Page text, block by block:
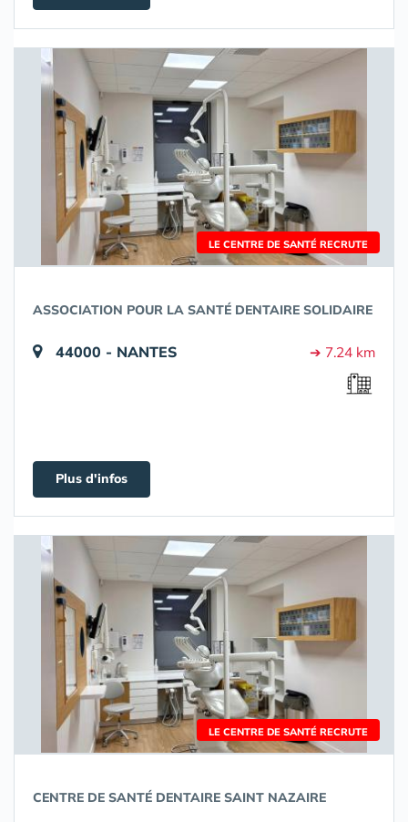
LE CENTRE DE SANTÉ RECRUTE
ASSOCIATION POUR LA SANTÉ DENTAIRE SOLIDAIRE
44000 - NANTES ➔ 7.24 km
Plus d'infos
LE CENTRE DE SANTÉ RECRUTE
CENTRE DE SANTÉ DENTAIRE SAINT NAZAIRE